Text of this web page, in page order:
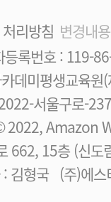
리방침 변경내용
등록번호 : 119-
데미평생교육원
서울구로-
2022, Amazon
662, 15층 (신도
: 김형국 (주)에스